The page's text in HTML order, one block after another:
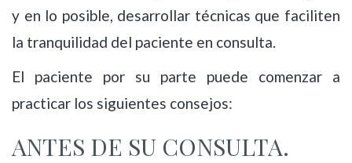
y en lo posible, desarrollar técnicas que faciliten
la tranquilidad del paciente en consulta.
El paciente por su parte puede comenzar a
practicar los siguientes consejos:
ANTES DE SU CONSULTA.